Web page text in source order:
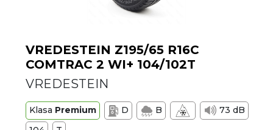
VREDESTEIN Z195/65 R16C
COMTRAC 2 WI+ 104/102T
VREDESTEIN
Klasa Premium D B
73 dB